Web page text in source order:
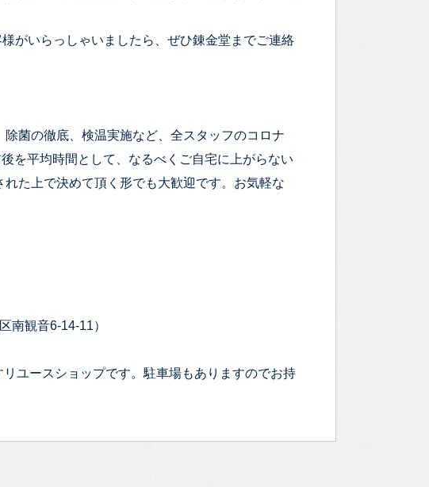
がいらっしゃいましたら、ぜひ錬金堂までご連絡
菌の徹底、検温実施など、全スタッフのコロナ
を平均時間として、なるべくご自宅に上がらない
た上で決めて頂く形でも大歓迎です。お気軽な
南観音6-14-11）
ユースショップです。駐車場もありますのでお持